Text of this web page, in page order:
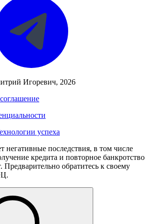
Игоревич, 2026
успеха
негативные последствия, в том числе
кредита и повторное банкротство
Предварительно обратитесь к своему